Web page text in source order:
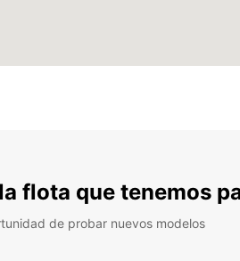
flota que tenemos
de probar nuevos modelos